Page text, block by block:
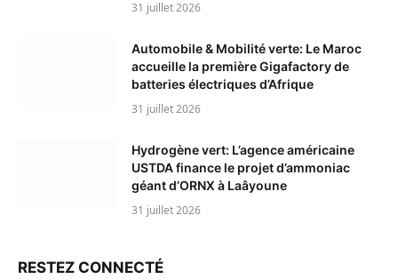
31 juillet 2026
Automobile & Mobilité verte: Le Maroc
accueille la première Gigafactory de
batteries électriques d’Afrique
31 juillet 2026
Hydrogène vert: L’agence américaine
USTDA finance le projet d’ammoniac
géant d’ORNX à Laâyoune
31 juillet 2026
RESTEZ CONNECTÉ